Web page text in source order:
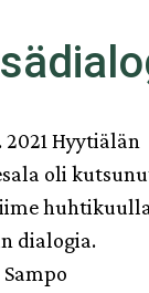
Hyytiälän
oli
huhtikuulla
dialogia.